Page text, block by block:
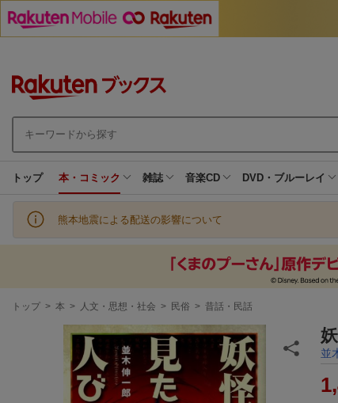
トップ 本・コミック 雑誌 音楽CD DVD・ブルーレイ
熊本地震による配送の影響について
現
トップ > 本 > 人文・思想・社会 > 民俗 > 昔話・民話
並